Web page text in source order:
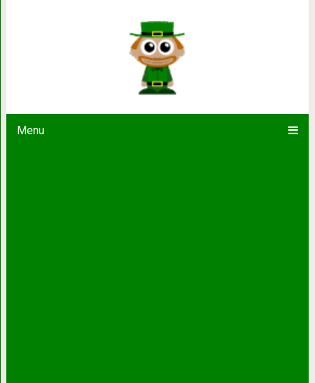
Menu